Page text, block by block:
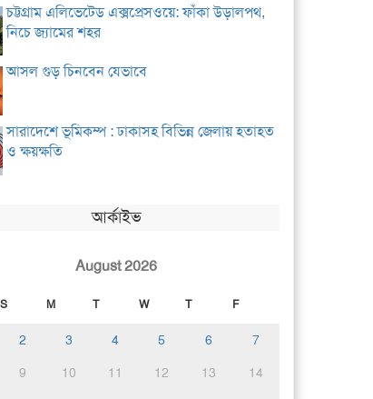
চট্টগ্রাম এলিভেটেড এক্সপ্রেসওয়ে: ফাঁকা উড়ালপথ,
নিচে জ্যামের শহর
আসল গুড় চিনবেন যেভাবে
সারাদেশে ভূমিকম্প : ঢাকাসহ বিভিন্ন জেলায় হতাহত
ও ক্ষয়ক্ষতি
আর্কাইভ
August 2026
S M T W T F
2 3 4 5 6
7
9 10 11 12 13
14